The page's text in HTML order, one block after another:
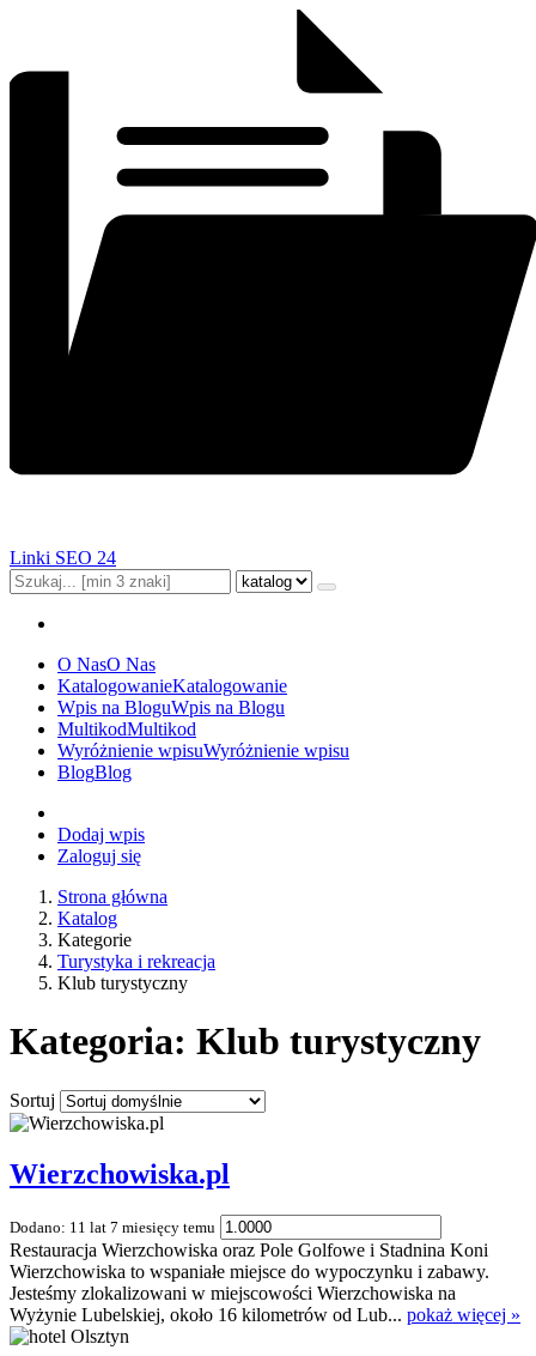
Linki SEO 24
O NasO Nas
KatalogowanieKatalogowanie
Wpis na BloguWpis na Blogu
MultikodMultikod
Wyróżnienie wpisuWyróżnienie wpisu
BlogBlog
Dodaj wpis
Zaloguj się
Strona główna
Katalog
Kategorie
Turystyka i rekreacja
Klub turystyczny
Kategoria: Klub turystyczny
Sortuj
Wierzchowiska.pl
Dodano: 11 lat 7 miesięcy temu
Restauracja Wierzchowiska oraz Pole Golfowe i Stadnina Koni
Wierzchowiska to wspaniałe miejsce do wypoczynku i zabawy.
Jesteśmy zlokalizowani w miejscowości Wierzchowiska na
Wyżynie Lubelskiej, około 16 kilometrów od Lub... pokaż więcej »